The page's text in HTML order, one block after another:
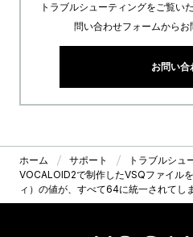
トラブルシューティングをご覧い
問い合わせフォームからお
お問い合
ホーム サポート
トラブルシュ
VOCALOID2で制作したVSQファイル
ィ）の値が、すべて64に統一されてし